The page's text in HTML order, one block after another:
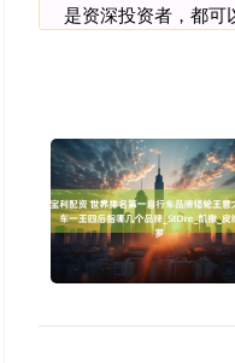
是资深投资者，都可